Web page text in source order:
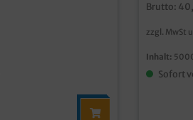
Brutto:
zzgl. MwSt
Inhalt:
Sofort